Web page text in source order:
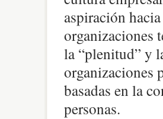
aspiración
organizaciones
la “plenitud” y
organizaciones
basadas en la
personas.